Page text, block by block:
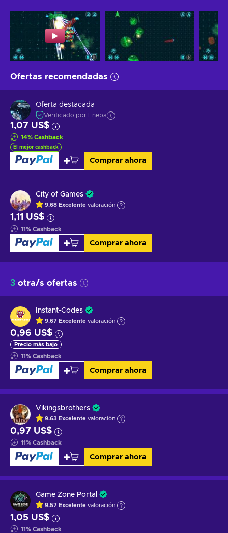
Ofertas recomendadas
Oferta destacada
Verificado por Eneba
1,07 US$
14% Cashback
El mejor cashback
Comprar ahora
City of Games
9.68 Excelente valoración
1,11 US$
11% Cashback
Comprar ahora
3 otra/s ofertas
Instant-Codes
9.67 Excelente valoración
0,96 US$
Precio más bajo
11% Cashback
Comprar ahora
Vikingsbrothers
9.63 Excelente valoración
0,97 US$
11% Cashback
Comprar ahora
Game Zone Portal
9.57 Excelente valoración
1,05 US$
11% Cashback